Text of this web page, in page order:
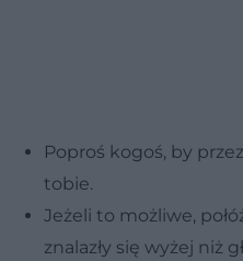
Poproś kogoś, by
tobie.
Jeżeli to możliwe,
znalazły się wyżej niż